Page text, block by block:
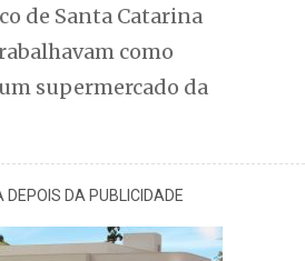
de Santa Catarina
como
supermercado da
DEPOIS DA PUBLICIDADE